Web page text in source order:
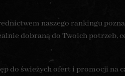
naszego rankingu
dobraną do Twoich potrzeb,
do świeżych ofert i promocji na